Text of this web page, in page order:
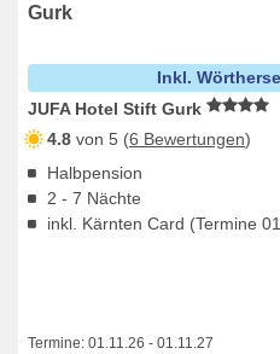
Gurk
Inkl.
JUFA Hotel Stift Gurk
4.8 von 5 (6 Bewertungen)
Halbpension
2 - 7 Nächte
inkl. Kärnten Card (Termine
Termine: 01.11.26 - 01.11.27